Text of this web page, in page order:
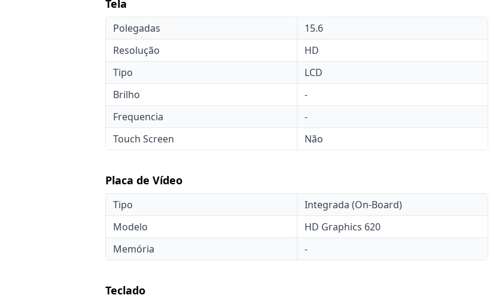
Tela
Polegadas
15.6
Resolução
HD
Tipo
LCD
Brilho
-
Frequencia
-
Touch Screen
Não
Placa de Vídeo
Tipo
Integrada (On-Board)
Modelo
HD Graphics 620
Memória
-
Teclado